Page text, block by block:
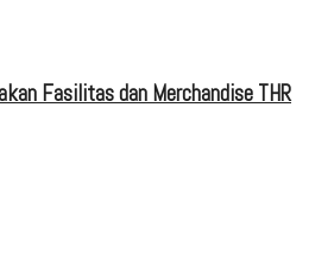
Fasilitas dan Merchandise THR